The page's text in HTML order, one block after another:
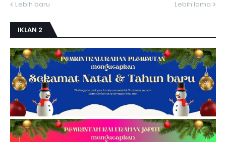
Lebih baru Lebih lama
IKLAN 2